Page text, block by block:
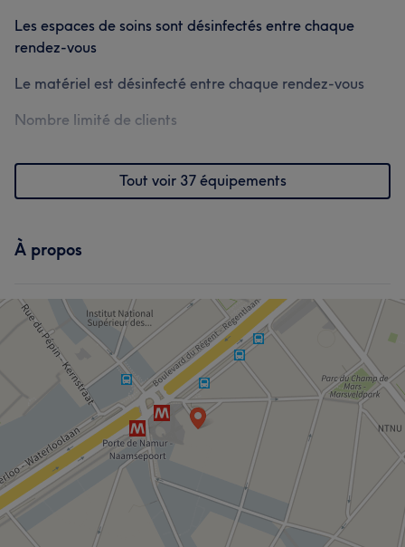
Corps Visage Massage Coiffure
Épilation Mains & Pieds
L'avis de nos clients sur Sarah
Exceptionnel/le 10 Prévenant/e 7 Attentif/ive 7
Expert/e 6
Les espaces de soins sont désinfectés entre chaque
rendez-vous
Le matériel est désinfecté entre chaque rendez-vous
Nombre limité de clients
Tout voir 37 équipements
À propos